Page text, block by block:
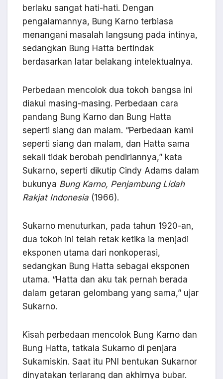
berlaku sangat hati-hati. Dengan
pengalamannya, Bung Karno terbiasa
menangani masalah langsung pada intinya,
sedangkan Bung Hatta bertindak
berdasarkan latar belakang intelektualnya.
Perbedaan mencolok dua tokoh bangsa ini
diakui masing-masing. Perbedaan cara
pandang Bung Karno dan Bung Hatta
seperti siang dan malam. “Perbedaan kami
seperti siang dan malam, dan Hatta sama
sekali tidak berobah pendiriannya,” kata
Sukarno, seperti dikutip Cindy Adams dalam
bukunya Bung Karno, Penjambung Lidah
Rakjat Indonesia (1966).
Sukarno menuturkan, pada tahun 1920-an,
dua tokoh ini telah retak ketika ia menjadi
eksponen utama dari nonkoperasi,
sedangkan Bung Hatta sebagai eksponen
utama. “Hatta dan aku tak pernah berada
dalam getaran gelombang yang sama,” ujar
Sukarno.
Kisah perbedaan mencolok Bung Karno dan
Bung Hatta, tatkala Sukarno di penjara
Sukamiskin. Saat itu PNI bentukan Sukarnor
dinyatakan terlarang dan akhirnya bubar.